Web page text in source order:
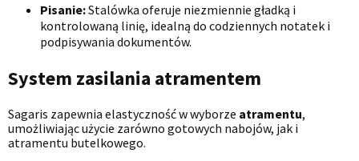
Pisanie:Stalówka oferuje niezmiennie gładką i
kontrolowaną linię, idealną do codziennych notatek i
podpisywania dokumentów.
System zasilania atramentem
Sagaris zapewnia elastyczność w wyborze atramentu,
umożliwiając użycie zarówno gotowych nabojów, jak i
atramentu butelkowego.